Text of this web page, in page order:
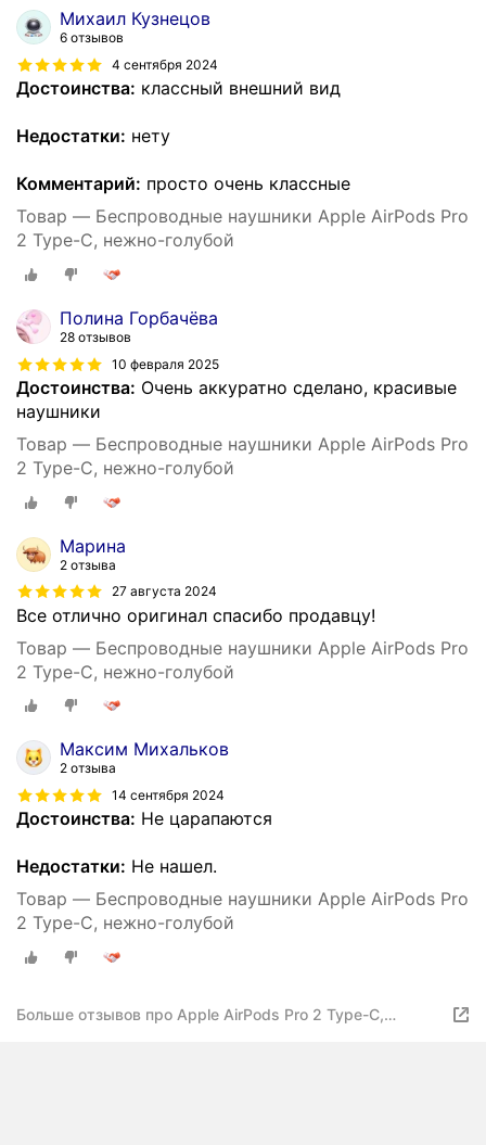
Михаил Кузнецов
6 отзывов
4 сентября 2024
Достоинства: классный внешний вид
Недостатки: нету
Комментарий: просто очень классные
Товар — Беспроводные наушники Apple AirPods Pro
2 Type-C, нежно-голубой
Полина Горбачёва
28 отзывов
10 февраля 2025
Достоинства: Очень аккуратно сделано, красивые
наушники
Товар — Беспроводные наушники Apple AirPods Pro
2 Type-C, нежно-голубой
Марина
2 отзыва
27 августа 2024
Все отлично оригинал спасибо продавцу!
Товар — Беспроводные наушники Apple AirPods Pro
2 Type-C, нежно-голубой
Максим Михальков
2 отзыва
14 сентября 2024
Достоинства: Не царапаются
Недостатки: Не нашел.
Товар — Беспроводные наушники Apple AirPods Pro
2 Type-C, нежно-голубой
Больше отзывов про Apple AirPods Pro 2 Type-C,